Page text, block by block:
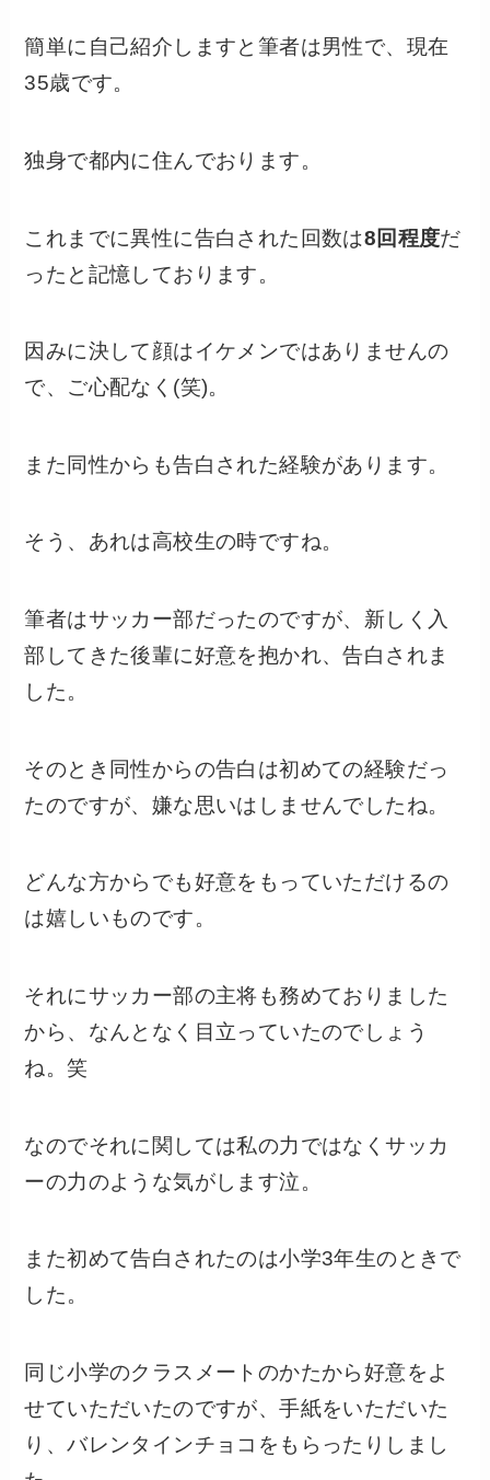
簡単に自己紹介しますと筆者は男性で、現在
35歳です。
独身で都内に住んでおります。
これまでに異性に告白された回数は8回程度だ
ったと記憶しております。
因みに決して顔はイケメンではありませんの
で、ご心配なく(笑)。
また同性からも告白された経験があります。
そう、あれは高校生の時ですね。
筆者はサッカー部だったのですが、新しく入
部してきた後輩に好意を抱かれ、告白されま
した。
そのとき同性からの告白は初めての経験だっ
たのですが、嫌な思いはしませんでしたね。
どんな方からでも好意をもっていただけるの
は嬉しいものです。
それにサッカー部の主将も務めておりました
から、なんとなく目立っていたのでしょう
ね。笑
なのでそれに関しては私の力ではなくサッカ
ーの力のような気がします泣。
また初めて告白されたのは小学3年生のときで
した。
同じ小学のクラスメートのかたから好意をよ
せていただいたのですが、手紙をいただいた
り、バレンタインチョコをもらったりしまし